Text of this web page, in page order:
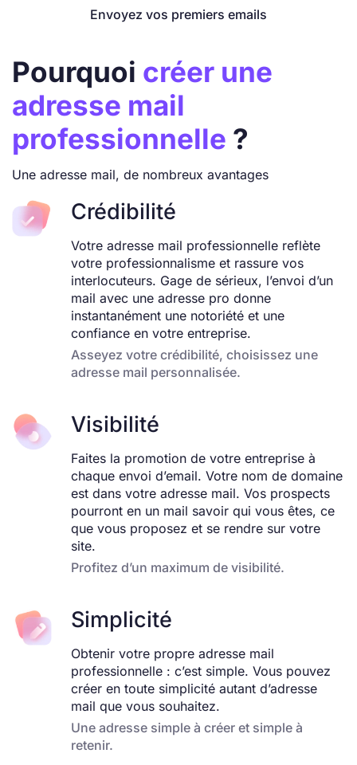
Envoyez vos premiers emails
Pourquoi créer une
adresse mail
professionnelle ?
Une adresse mail, de nombreux avantages
Crédibilité
Votre adresse mail professionnelle reflète
votre professionnalisme et rassure vos
interlocuteurs. Gage de sérieux, l’envoi d’un
mail avec une adresse pro donne
instantanément une notoriété et une
confiance en votre entreprise.
Asseyez votre crédibilité, choisissez une
adresse mail personnalisée.
Visibilité
Faites la promotion de votre entreprise à
chaque envoi d’email. Votre nom de domaine
est dans votre adresse mail. Vos prospects
pourront en un mail savoir qui vous êtes, ce
que vous proposez et se rendre sur votre
site.
Profitez d’un maximum de visibilité.
Simplicité
Obtenir votre propre adresse mail
professionnelle : c’est simple. Vous pouvez
créer en toute simplicité autant d’adresse
mail que vous souhaitez.
Une adresse simple à créer et simple à
retenir.